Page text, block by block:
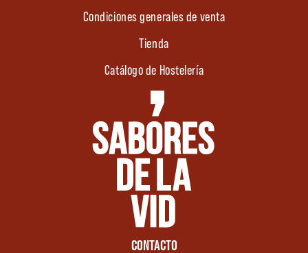
Condiciones generales de venta
Tienda
Catálogo de Hostelería
CONTACTO